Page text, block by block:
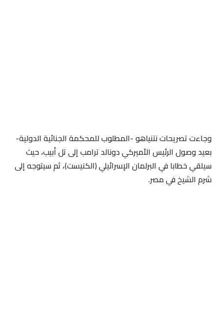
وجاءت تصريحات نتنياهو -المطلوب للمحكمة الجنائية الدولية-
بعيد وصول الرئيس الأميركي دونالد ترامب إلى تل أبيب، حيث
سيلقي خطابا في البرلمان الإسرائيلي (الكنيست)، ثم سيتوجه إلى
شرم الشيخ في مصر.